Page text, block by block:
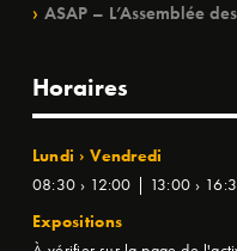
ASAP – L’Assemblée
Horaires
Lundi › Vendredi
08:30 › 12:00 | 13:00 ›
Expositions